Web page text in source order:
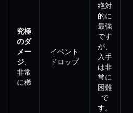
究極
のダ
メー
ジ、
非常
に稀
イベント
ドロップ
絶対
的に
最強
です
が、
入手
は非
常に
困難
で
す。